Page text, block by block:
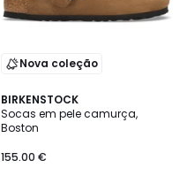
Nova coleção
BIRKENSTOCK
Socas em pele camurça,
Boston
155.00 €